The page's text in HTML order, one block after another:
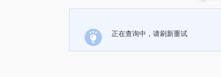
正在查询中，请刷新重试